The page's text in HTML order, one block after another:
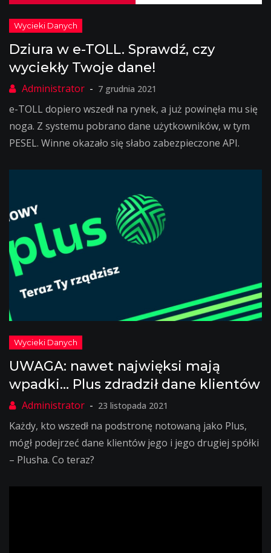
Dziura w e-TOLL. Sprawdź, czy
wyciekły Twoje dane!
7 grudnia 2021
e-TOLL dopiero wszedł na rynek, a już powinęła mu się
noga. Z systemu pobrano dane użytkowników, w tym
PESEL. Winne okazało się słabo zabezpieczone API.
UWAGA: nawet najwięksi mają
wpadki… Plus zdradził dane klientów
23 listopada 2021
Każdy, kto wszedł na podstronę notowaną jako Plus,
mógł podejrzeć dane klientów jego i jego drugiej spółki
– Plusha. Co teraz?